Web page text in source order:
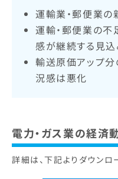
運輸業・郵便業
運輸・郵便業の不
感が継続する見込
輸送原価アップ分
況感は悪化
電力・ガス業の経済
詳細は、下記よりダウンロ